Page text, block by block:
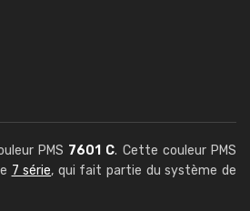
PMS 7601 C. Cette couleur PMS
7 série, qui fait partie du système de